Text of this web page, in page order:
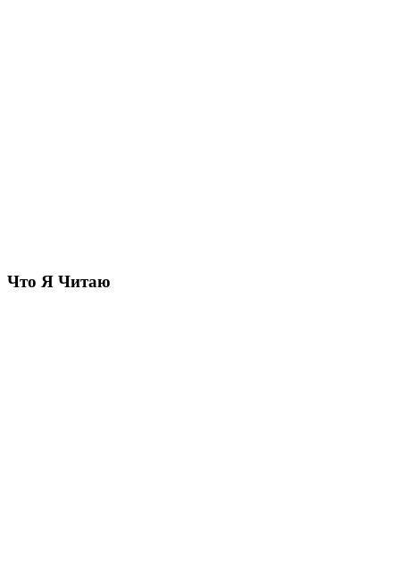
Что Я Читаю